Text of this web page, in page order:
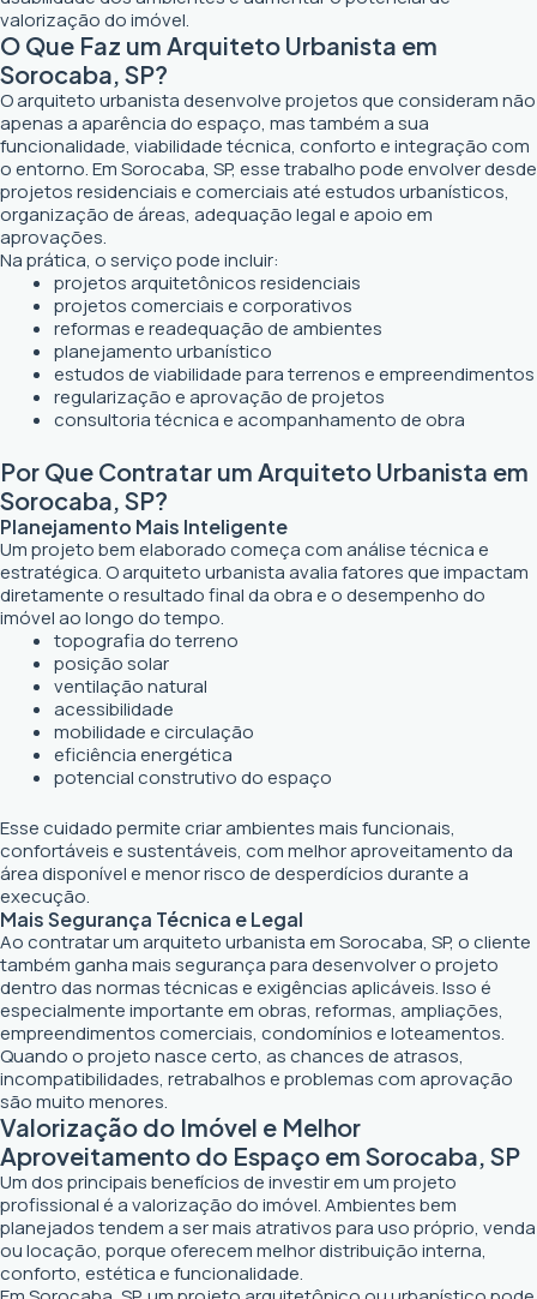
valorização do imóvel.
O Que Faz um Arquiteto Urbanista em
Sorocaba, SP?
O arquiteto urbanista desenvolve projetos que consideram não
apenas a aparência do espaço, mas também a sua
funcionalidade, viabilidade técnica, conforto e integração com
o entorno. Em Sorocaba, SP, esse trabalho pode envolver desde
projetos residenciais e comerciais até estudos urbanísticos,
organização de áreas, adequação legal e apoio em
aprovações.
Na prática, o serviço pode incluir:
projetos arquitetônicos residenciais
projetos comerciais e corporativos
reformas e readequação de ambientes
planejamento urbanístico
estudos de viabilidade para terrenos e empreendimentos
regularização e aprovação de projetos
consultoria técnica e acompanhamento de obra
Por Que Contratar um Arquiteto Urbanista em
Sorocaba, SP?
Planejamento Mais Inteligente
Um projeto bem elaborado começa com análise técnica e
estratégica. O arquiteto urbanista avalia fatores que impactam
diretamente o resultado final da obra e o desempenho do
imóvel ao longo do tempo.
topografia do terreno
posição solar
ventilação natural
acessibilidade
mobilidade e circulação
eficiência energética
potencial construtivo do espaço
Esse cuidado permite criar ambientes mais funcionais,
confortáveis e sustentáveis, com melhor aproveitamento da
área disponível e menor risco de desperdícios durante a
execução.
Mais Segurança Técnica e Legal
Ao contratar um arquiteto urbanista em Sorocaba, SP, o cliente
também ganha mais segurança para desenvolver o projeto
dentro das normas técnicas e exigências aplicáveis. Isso é
especialmente importante em obras, reformas, ampliações,
empreendimentos comerciais, condomínios e loteamentos.
Quando o projeto nasce certo, as chances de atrasos,
incompatibilidades, retrabalhos e problemas com aprovação
são muito menores.
Valorização do Imóvel e Melhor
Aproveitamento do Espaço em Sorocaba, SP
Um dos principais benefícios de investir em um projeto
profissional é a valorização do imóvel. Ambientes bem
planejados tendem a ser mais atrativos para uso próprio, venda
ou locação, porque oferecem melhor distribuição interna,
conforto, estética e funcionalidade.